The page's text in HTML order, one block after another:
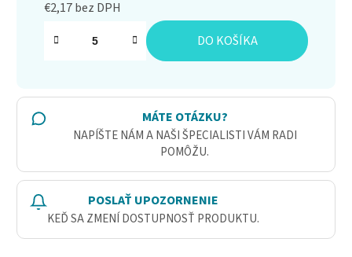
€2,17 bez DPH
Jednotková cena:
DO KOŠÍKA
MÁTE OTÁZKU?
NAPÍŠTE NÁM A NAŠI ŠPECIALISTI VÁM RADI
POMÔŽU.
POSLAŤ UPOZORNENIE
KEĎ SA ZMENÍ DOSTUPNOSŤ PRODUKTU.